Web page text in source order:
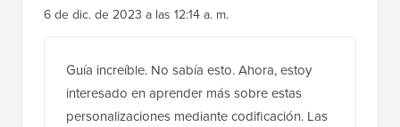
6 de dic. de 2023 a las 12:14 a. m.
Guía increíble. No sabía esto. Ahora, estoy
interesado en aprender más sobre estas
personalizaciones mediante codificación. Las